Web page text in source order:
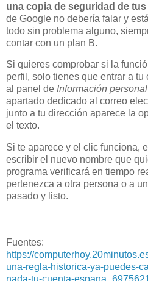
una copia de seguridad de
de Google no debería falar y
todo sin problema alguno,
contar con un plan B.
Si quieres comprobar si la
perfil, solo tienes que entrar a
al panel de Información personal
apartado dedicado al correo
junto a tu dirección aparece la
el texto.
Si te aparece y el clic funciona,
escribir el nuevo nombre que
programa verificará en tiempo
pertenezca a otra persona o a
pasado y listo.
Fuentes:
https://
una-regla-historica-ya-puedes-
nada-tu-cuenta-